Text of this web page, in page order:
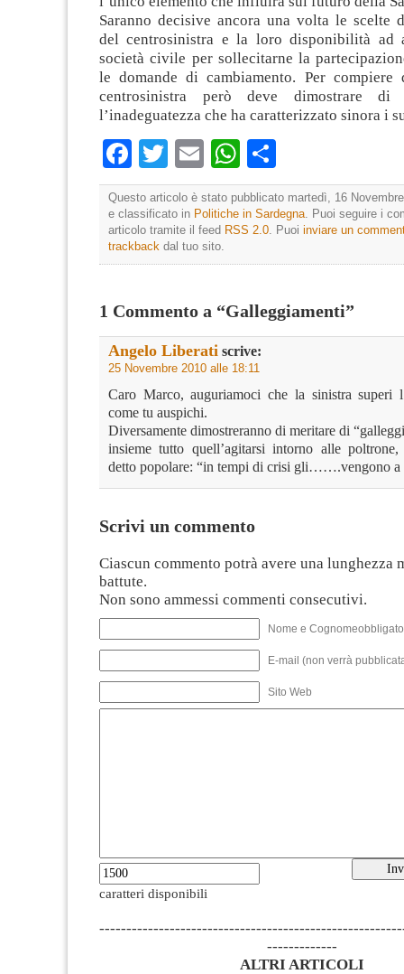
Saranno decisive ancora una volta le scelte
del centrosinistra e la loro disponibilità ad
società civile per sollecitarne la
le domande di cambiamento. Per compiere
centrosinistra però deve dimostrare di
l’inadeguatezza che ha caratterizzato sinora i
Facebook
TwitterEmailWhatsApp
Questo articolo è stato pubblicato martedì, 16
e classificato in Politiche in Sardegna. Puoi seguire i
articolo tramite il feed RSS 2.0. Puoi inviare un
trackback dal tuo sito.
1 Commento a “Galleggiamenti”
Angelo Liberati scrive:
25 Novembre 2010 alle 18:11
Caro Marco, auguriamoci che la sinistra superi
come tu auspichi.
Diversamente dimostreranno di meritare di
insieme tutto quell’agitarsi intorno alle
detto popolare: “in tempi di crisi gli…….vengono a
Scrivi un commento
Ciascun commento potrà avere una lunghezza
battute.
Non sono ammessi commenti consecutivi.
Nome e
E-mail (non verrà
Sito Web
caratteri disponibili
-------------
ALTRI ARTICOLI